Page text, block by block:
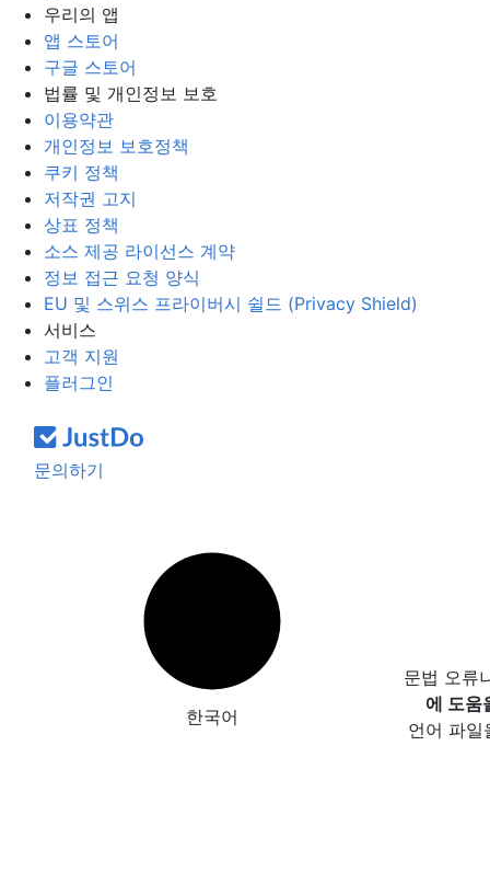
우리의 앱
앱 스토어
구글 스토어
법률 및 개인정보 보호
이용약관
개인정보 보호정책
쿠키 정책
저작권 고지
상표 정책
소스 제공 라이선스 계약
정보 접근 요청 양식
EU 및 스위스 프라이버시 쉴드 (Privacy Shield)
서비스
고객 지원
플러그인
문의하기
한국어
문법 오류
에 도움
언어 파일